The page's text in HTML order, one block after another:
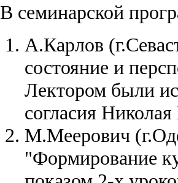
В семинарской
А.Карлов
состояние и
Лектором были
согласия
М.Меерович
"Формирование